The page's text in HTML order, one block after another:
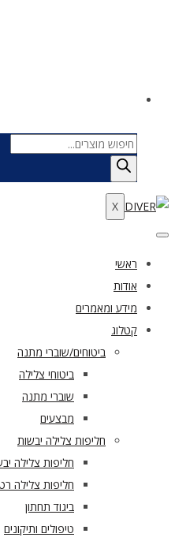
Products
search
X
ראשי
אודות
מידע ומאמרים
קטלוג
ביטוחים/שוברי מתנה
ביטוחי צלילה
שוברי מתנה
מבצעים
חליפות צלילה יבשות
חליפות צלילה
חליפות צלילה
ביגוד תחתון
טיפולים ותיקונים